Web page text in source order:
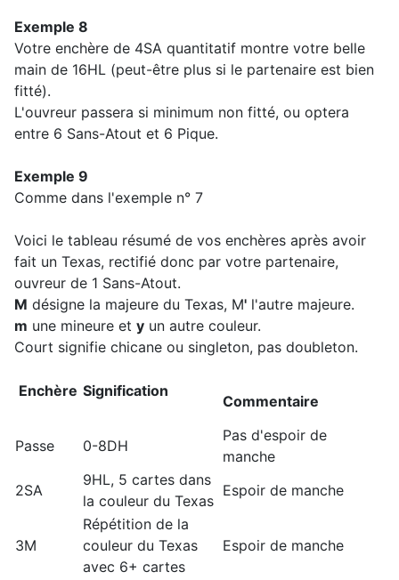
Exemple 8
Votre enchère de 4SA quantitatif montre votre belle
main de 16HL (peut-être plus si le partenaire est bien
fitté).
L'ouvreur passera si minimum non fitté, ou optera
entre 6 Sans-Atout et 6 Pique.
Exemple 9
Comme dans l'exemple n° 7
Voici le tableau résumé de vos enchères après avoir
fait un Texas, rectifié donc par votre partenaire,
ouvreur de 1 Sans-Atout.
M désigne la majeure du Texas, M' l'autre majeure.
m une mineure et y un autre couleur.
Court signifie chicane ou singleton, pas doubleton.
Enchère Signification
Commentaire
Passe 0-8DH
Pas d'espoir de
manche
2SA
9HL, 5 cartes dans
la couleur du Texas
Espoir de manche
3M
Répétition de la
couleur du Texas
avec 6+ cartes
Espoir de manche